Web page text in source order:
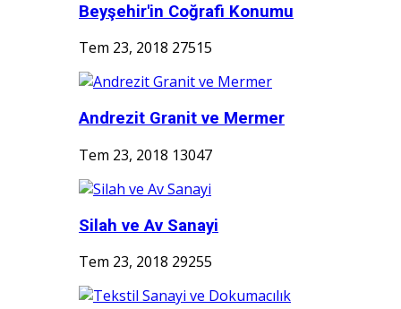
Beyşehir'in Coğrafi Konumu
Tem 23, 2018 27515
Andrezit Granit ve Mermer
Tem 23, 2018 13047
Silah ve Av Sanayi
Tem 23, 2018 29255